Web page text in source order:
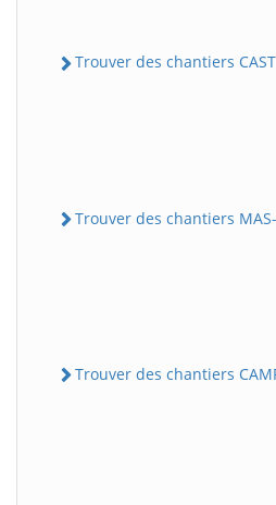
Trouver des chantiers
Trouver des chantiers MAS-
Trouver des chantiers